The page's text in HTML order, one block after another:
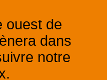
ouest de
dans
notre